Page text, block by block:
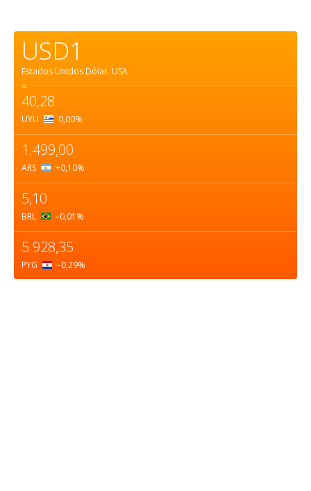
USD1
Estados Unidos Dólar. USA
=
40,28
UYU 0,00%
1.499,00
ARS +0,10%
5,10
BRL –0,01 %
5.928,35
PYG –0,29%